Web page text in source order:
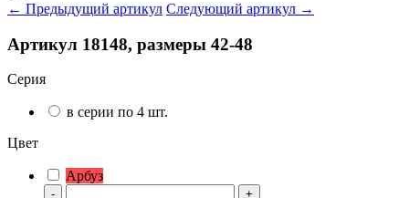
← Предыдущий артикул Следующий артикул →
Артикул 18148, размеры 42-48
Серия
в серии по 4 шт.
Цвет
Арбуз
- +